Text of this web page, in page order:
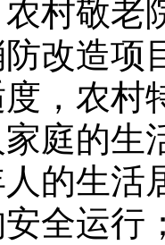
村敬老
改造项
，农村
庭的生
的生活
全运行